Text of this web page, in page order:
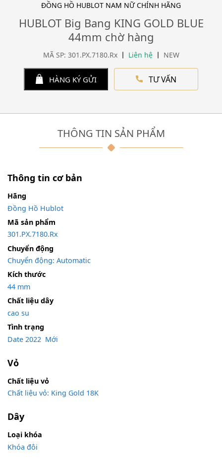
ĐỒNG HỒ HUBLOT NAM NỮ CHÍNH HÃNG
HUBLOT Big Bang KING GOLD BLUE
44mm chờ hàng
MÃ SP: 301.PX.7180.Rx Liên hệ NEW
HÀNG KÝ GỬI TƯ VẤN
THÔNG TIN SẢN PHẨM
Thông tin cơ bản
Hãng
Đồng Hồ Hublot
Mã sản phẩm
301.PX.7180.Rx
Chuyển động
Chuyển động: Automatic
Kích thước
44 mm
Chất liệu dây
cao su
Tình trạng
Date 2022 Mới
Vỏ
Chất liệu vỏ
Chất liệu vỏ: King Gold 18K
Dây
Loại khóa
Khóa đôi